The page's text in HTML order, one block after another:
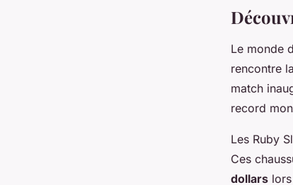
Le monde
rencontre
match
record
Les Ruby
Ces
dollars